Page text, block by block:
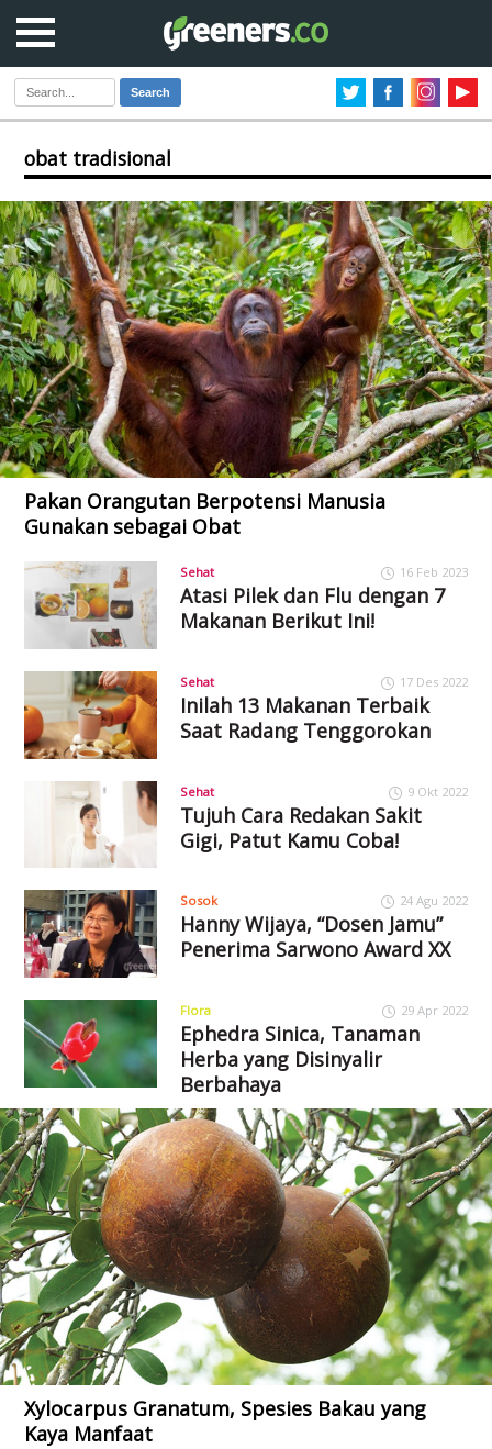
Search
obat tradisional
Pakan Orangutan Berpotensi Manusia
Gunakan sebagai Obat
Sehat 16 Feb 2023
Atasi Pilek dan Flu dengan 7
Makanan Berikut Ini!
Sehat 17 Des 2022
Inilah 13 Makanan Terbaik
Saat Radang Tenggorokan
Sehat 9 Okt 2022
Tujuh Cara Redakan Sakit
Gigi, Patut Kamu Coba!
Sosok 24 Agu 2022
Hanny Wijaya, “Dosen Jamu”
Penerima Sarwono Award XX
Flora 29 Apr 2022
Ephedra Sinica, Tanaman
Herba yang Disinyalir
Berbahaya
Xylocarpus Granatum, Spesies Bakau yang
Kaya Manfaat